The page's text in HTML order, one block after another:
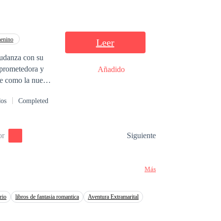
ya no
sigue
con su
y
como la nueva
Completed
Leer
Añadido
Siguiente
Más
libros de fantasia romantica
Aventura Extramarital